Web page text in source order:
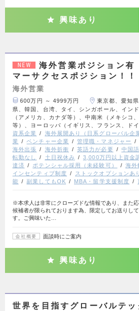
興味あり
NEW
海外営業ポジション
マーサクセスポジション！！
海外営業
600万円 ～ 4999万円
東京都、愛知
県、韓国、台湾、タイ、シンガポール、イン
（アメリカ、カナダ等）、中南米（メキシコ
等）、ヨーロッパ（イギリス、フランス、ド
資系企業
海外展開あり（日系グローバル企
業
ベンチャー企業 管理職・マネジャー
海外出張
海外折衝 英語力が必要 中国
転勤なし
土日祝休み 3,000万円以上資金
達済
ポテンシャル採用（未経験可） 海外
インセンティブ制度
ストックオプションあり
能
副業してもOK MBA・留学支援制度
※本求人は非常にクローズドな情報であり、また
候補者が限られております為、限定してお送りし
す。ご興味いた…
会社概要 面談時にご案内
興味あり
世界を目指すグローバルテッ